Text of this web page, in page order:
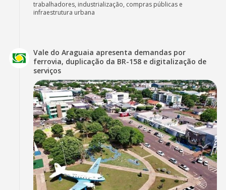
trabalhadores, industrialização, compras públicas e
infraestrutura urbana
Vale do Araguaia apresenta demandas por
ferrovia, duplicação da BR-158 e digitalização de
serviços